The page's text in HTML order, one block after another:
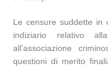
Le censure suddette in
indiziario relativo
all’associazione
questioni di merito